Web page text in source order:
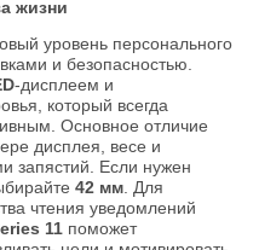
жизни
уровень персонального
и безопасностью.
‑дисплеем и
который всегда
Основное отличие
дисплея, весе и
запястий. Если нужен
42 мм. Для
чтения уведомлений
11 поможет